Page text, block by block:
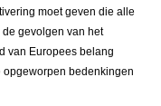
moet geven die alle
gevolgen van het
van Europees belang
bedenkingen